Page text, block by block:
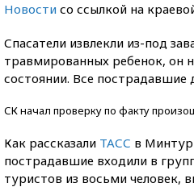
Новости со ссылкой на
Спасатели извлекли из-под
травмированных ребенок, он
состоянии. Все пострадавшие
СК начал проверку по факту
Как рассказали ТАСС в
пострадавшие входили в
туристов из восьми человек,